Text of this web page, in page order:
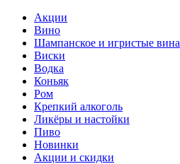
Акции
Вино
Шампанское и игристые вина
Виски
Водка
Коньяк
Ром
Крепкий алкоголь
Ликёры и настойки
Пиво
Новинки
Акции и скидки